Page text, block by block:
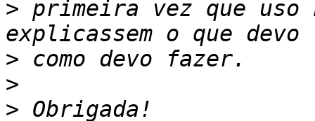
> primeira vez que uso
>
>
>